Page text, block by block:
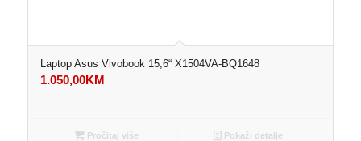
Laptop Asus Vivobook 15,6“ X1504VA-BQ1648
1.050,00KM
Pročitaj više Pokaži detalje